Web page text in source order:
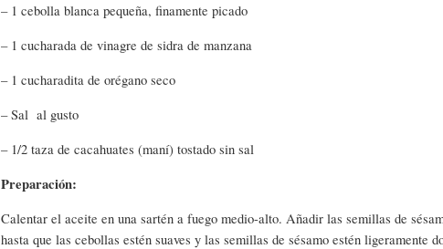
– 1 cebolla blanca pequeña, finamente picado
– 1 cucharada de vinagre de sidra de manzana
– 1 cucharadita de orégano seco
– Sal al gusto
– 1/2 taza de cacahuates (maní) tostado sin sal
Preparación:
Calentar el aceite en una sartén a fuego medio-alto. Añadir las semillas de
hasta que las cebollas estén suaves y las semillas de sésamo estén ligeramente